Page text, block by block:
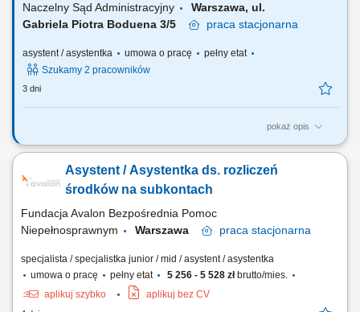
Naczelny Sąd Administracyjny
Warszawa, ul.
Gabriela Piotra Boduena 3/5
praca stacjonarna
asystent / asystentka umowa o pracę
pełny etat
Szukamy 2 pracowników
3 dni
pokaż opis
Izba Finansowa sprawuje nadzór nad orzecznictwem wojewódzkich
innych świadczeń pieniężnych, do których mają zastosowanie przepisy
podatkowe oraz o egzekucji świadczeń pieniężnych. W Izbie
Asystent / Asystentka ds. rozliczeń
środków na subkontach
Fundacja Avalon Bezpośrednia Pomoc
Niepełnosprawnym
Warszawa praca stacjonarna
specjalista / specjalistka junior / mid / asystent / asystentka
umowa o pracę
pełny etat 5 256 - 5 528 złbrutto/mies.
aplikuj szybko
aplikuj bez CV